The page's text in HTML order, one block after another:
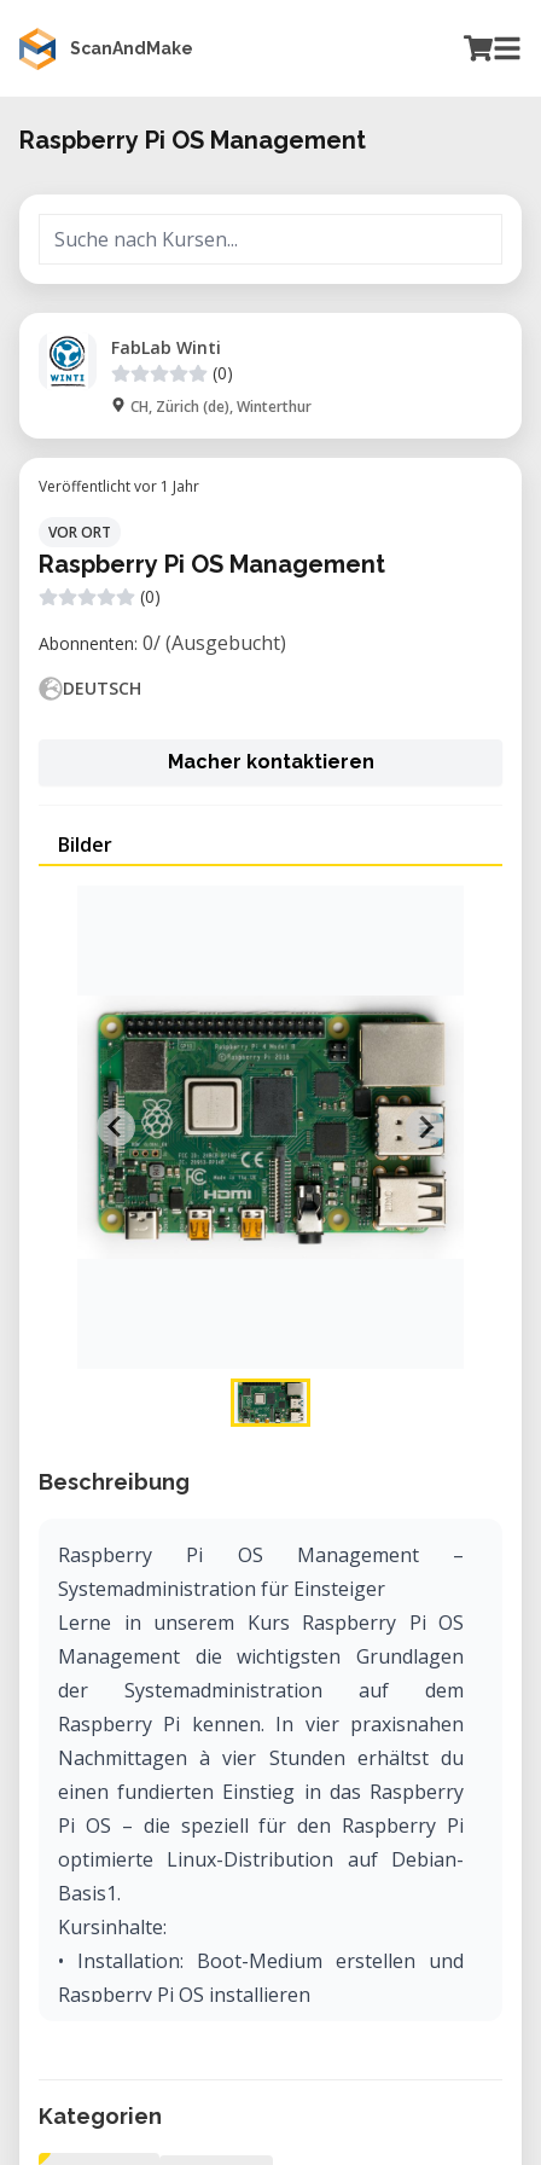
ScanAndMake
Raspberry Pi OS Management
FabLab Winti
(0)
CH, Zürich (de), Winterthur
Veröffentlicht vor 1 Jahr
VOR ORT
Raspberry Pi OS Management
(0)
Abonnenten: 0/ (Ausgebucht)
DEUTSCH
Macher kontaktieren
Bilder
Beschreibung
Raspberry Pi OS Management –
Systemadministration für Einsteiger
Lerne in unserem Kurs Raspberry Pi OS
Management die wichtigsten Grundlagen
der Systemadministration auf dem
Raspberry Pi kennen. In vier praxisnahen
Nachmittagen à vier Stunden erhältst du
einen fundierten Einstieg in das Raspberry
Pi OS – die speziell für den Raspberry Pi
optimierte Linux-Distribution auf Debian-
Basis1.
Kursinhalte:
• Installation: Boot-Medium erstellen und
Raspberry Pi OS installieren
und Zugriff via SSH
Kategorien